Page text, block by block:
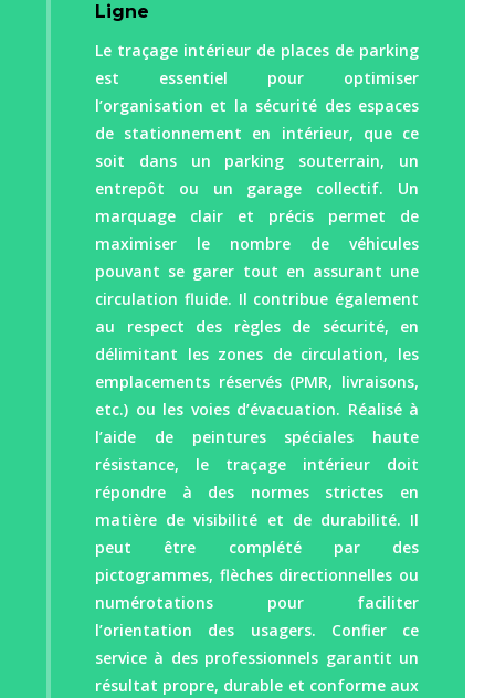
Ligne
Le traçage intérieur de places de parking
est essentiel pour optimiser
l’organisation et la sécurité des espaces
de stationnement en intérieur, que ce
soit dans un parking souterrain, un
entrepôt ou un garage collectif. Un
marquage clair et précis permet de
maximiser le nombre de véhicules
pouvant se garer tout en assurant une
circulation fluide. Il contribue également
au respect des règles de sécurité, en
délimitant les zones de circulation, les
emplacements réservés (PMR, livraisons,
etc.) ou les voies d’évacuation. Réalisé à
l’aide de peintures spéciales haute
résistance, le traçage intérieur doit
répondre à des normes strictes en
matière de visibilité et de durabilité. Il
peut être complété par des
pictogrammes, flèches directionnelles ou
numérotations pour faciliter
l’orientation des usagers. Confier ce
service à des professionnels garantit un
résultat propre, durable et conforme aux